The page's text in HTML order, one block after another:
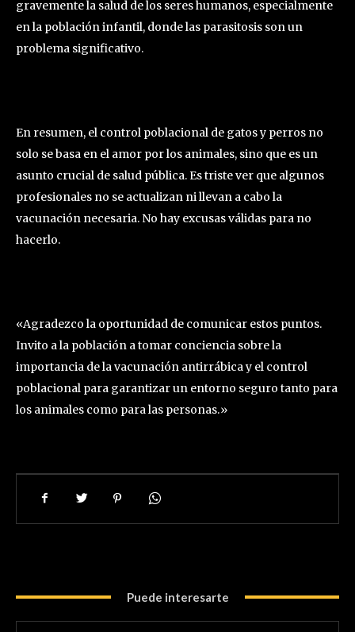
gravemente la salud de los seres humanos, especialmente
en la población infantil, donde las parasitosis son un
problema significativo.
En resumen, el control poblacional de gatos y perros no
solo se basa en el amor por los animales, sino que es un
asunto crucial de salud pública. Es triste ver que algunos
profesionales no se actualizan ni llevan a cabo la
vacunación necesaria. No hay excusas válidas para no
hacerlo.
«Agradezco la oportunidad de comunicar estos puntos.
Invito a la población a tomar conciencia sobre la
importancia de la vacunación antirrábica y el control
poblacional para garantizar un entorno seguro tanto para
los animales como para las personas.»
Puede interesarte